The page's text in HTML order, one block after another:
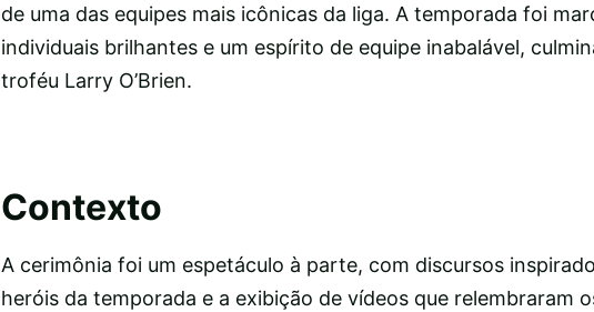
de uma das equipes mais icônicas da liga. A temporada foi
individuais brilhantes e um espírito de equipe inabalável,
troféu Larry O’Brien.
Contexto
A cerimônia foi um espetáculo à parte, com discursos
heróis da temporada e a exibição de vídeos que relembraram